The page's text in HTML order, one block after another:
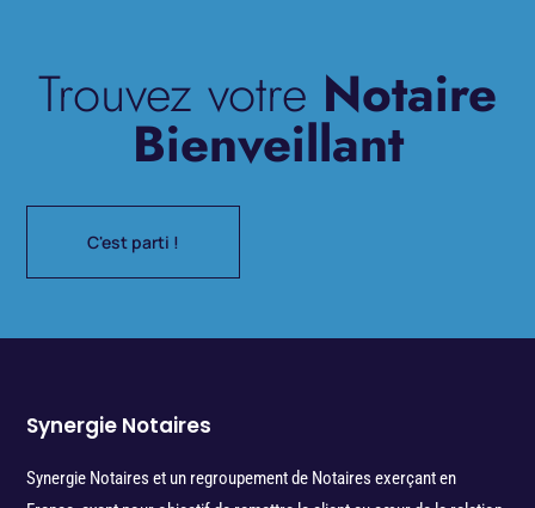
Trouvez votre Notaire
Bienveillant
C'est parti !
Synergie Notaires
Synergie Notaires et un regroupement de Notaires exerçant en